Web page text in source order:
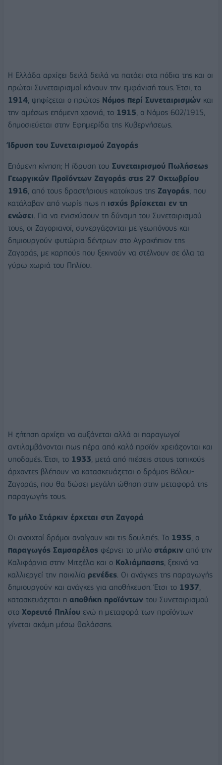
Η Ελλάδα αρχίζει δειλά δειλά να πατάει στα πόδια της και οι
πρώτοι Συνεταιρισμοί κάνουν την εμφάνισή τους. Έτσι, το
1914 , ψηφίζεται ο πρώτος Νόμος περί Συνεταιρισμών και
την αμέσως επόμενη χρονιά, το 1915 , ο Νόμος 602/1915,
δημοσιεύεται στην Εφημερίδα της Κυβερνήσεως.
Ίδρυση του Συνεταιρισμού Ζαγοράς
Επόμενη κίνηση; Η ίδρυση του Συνεταιρισμού Πωλήσεως
Γεωργικών Προϊόντων Ζαγοράς στις 27 Οκτωβρίου
1916, από τους δραστήριους κατοίκους της Ζαγοράς, που
κατάλαβαν από νωρίς πως η ισχύς βρίσκεται εν τη
ενώσει. Για να ενισχύσουν τη δύναμη του Συνεταιρισμού
τους, οι Ζαγοριανοί, συνεργάζονται με γεωπόνους και
δημιουργούν φυτώρια δέντρων στο Αγροκήπιον της
Ζαγοράς, με καρπούς που ξεκινούν να στέλνουν σε όλα τα
γύρω χωριά του Πηλίου.
Η ζήτηση αρχίζει να αυξάνεται αλλά οι παραγωγοί
αντιλαμβάνονται πως πέρα από καλό προϊόν χρειάζονται και
υποδομές. Έτσι, το 1933 , μετά από πιέσεις στους τοπικούς
άρχοντες βλέπουν να κατασκευάζεται ο δρόμος Βόλου-
Ζαγοράς, που θα δώσει μεγάλη ώθηση στην μεταφορά της
παραγωγής τους.
Το μήλο Στάρκιν έρχεται στη Ζαγορά
Οι ανοιχτοί δρόμοι ανοίγουν και τις δουλειές. Το 1935, ο
παραγωγός Σαμσαρέλος φέρνει το μήλο στάρκιν από την
Καλιφόρνια στην Μιτζέλα και ο Κολιάμπασης, ξεκινά να
καλλιεργεί την ποικιλία ρενέδες. Οι ανάγκες της παραγωγής
δημιουργούν και ανάγκες για αποθήκευση. Έτσι το 1937,
κατασκευάζεται η αποθήκη προϊόντων του Συνεταιρισμού
στο Χορευτό Πηλίου ενώ η μεταφορά των προϊόντων
γίνεται ακόμη μέσω θαλάσσης.